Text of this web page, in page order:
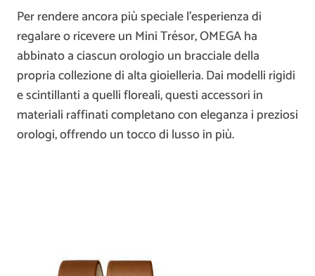
Per rendere ancora più speciale l’esperienza di
regalare o ricevere un Mini Trésor, OMEGA ha
abbinato a ciascun orologio un bracciale della
propria collezione di alta gioielleria. Dai modelli rigidi
e scintillanti a quelli floreali, questi accessori in
materiali raffinati completano con eleganza i preziosi
orologi, offrendo un tocco di lusso in più.